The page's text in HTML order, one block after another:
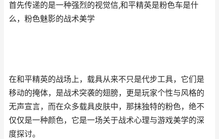
首先传递的是一种强烈的视觉信,和平精英是粉色车是什
么，粉色魅影的战术美学
在和平精英的战场上，载具从来不只是代步工具，它们是
移动的掩体，是战术突袭的翅膀，更是玩家个性与风格的
无声宣言，而在众多载具皮肤中，那抹独特的粉色，绝不
仅仅是一种颜色，它是一场关于战术心理与游戏美学的深
度探讨。